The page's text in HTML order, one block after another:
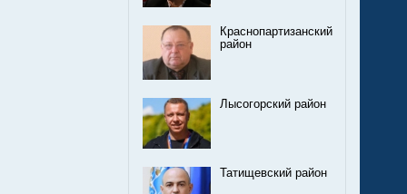
Краснопартизанский
район
Лысогорский район
Татищевский район